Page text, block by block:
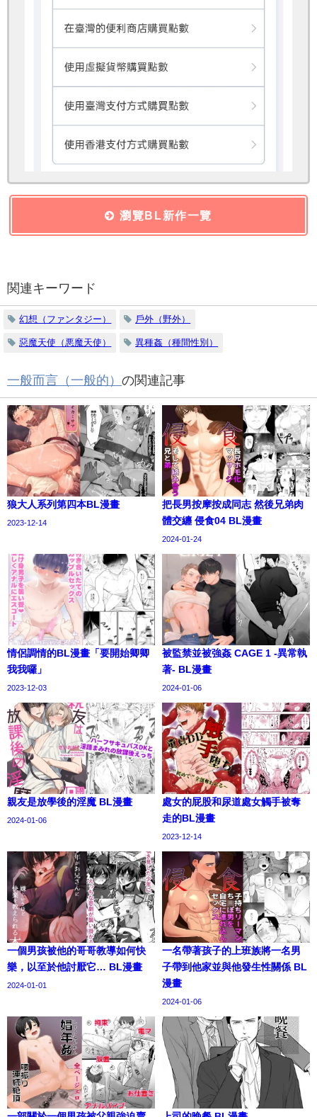
瀏覽BL新作一覽
関連キーワード
幻想（ファンタジー） 戶外（野外）
惡魔天使（悪魔天使） 異種姦（種間性別）
一般而言（一般的） の関連記事
狼大人系列第四本BL漫畫
2023-12-14
把長男按摩按成同志 然後兄弟肉
體交纏 侵食04 BL漫畫
2024-01-24
情侶調情的BL漫畫「要開始卿卿
我我囉」
2023-12-03
被監禁並被強姦 CAGE 1 -異常執
著- BL漫畫
2024-01-06
親友是放學後的淫魔 BL漫畫
2024-01-06
處女的屁股和尿道處女觸手被奪
走的BL漫畫
2023-12-14
一個男孩被他的哥哥教導如何快
樂，以至於他討厭它… BL漫畫
2024-01-01
一名帶著孩子的上班族將一名男
子帶到他家並與他發生性關係 BL
漫畫
2024-01-06